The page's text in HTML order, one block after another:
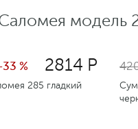
модель
2814 Р
33 %
285 гладкий